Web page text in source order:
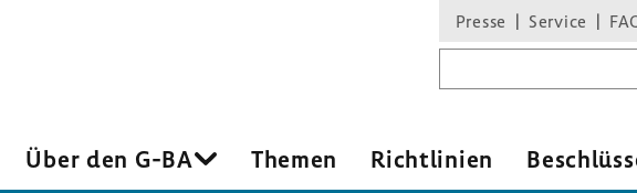
Presse Service
Über den G-BA Themen Richt­li­nien